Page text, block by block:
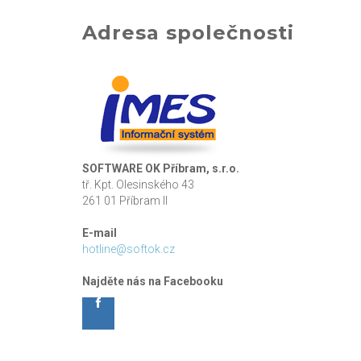
Adresa společnosti
SOFTWARE OK Příbram, s.r.o.
tř. Kpt. Olesinského 43
261 01 Příbram II
E-mail
hotline@softok.cz
Najděte nás na Facebooku